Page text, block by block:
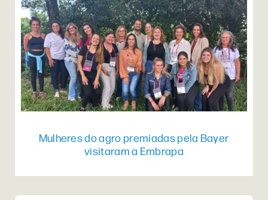
Mulheres do agro premiadas pela Bayer
visitaram a Embrapa